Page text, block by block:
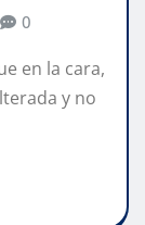
0
en la cara,
y no